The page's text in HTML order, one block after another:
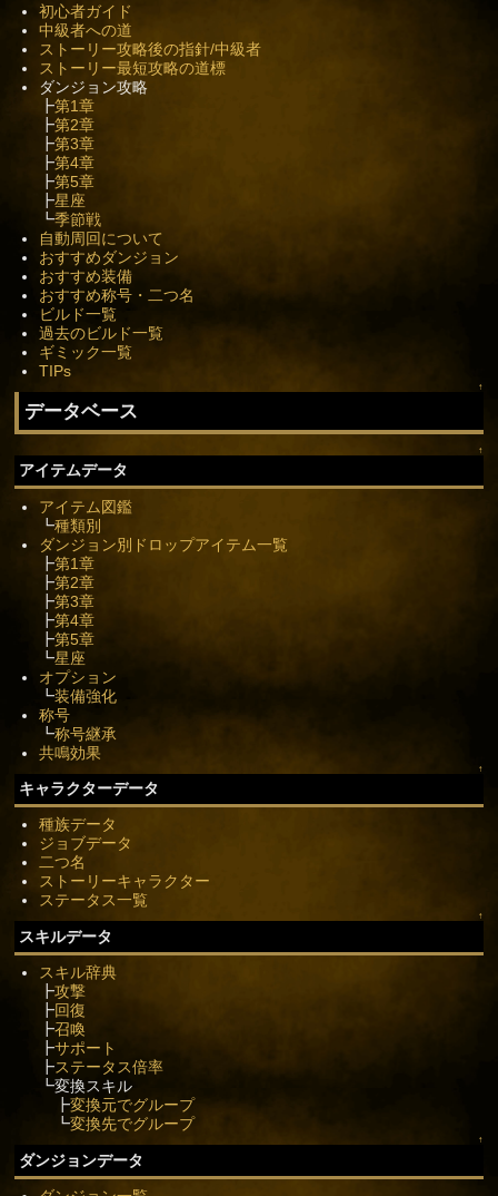
初心者ガイド
中級者への道
ストーリー攻略後の指針/中級者
ストーリー最短攻略の道標
ダンジョン攻略
┣第1章
┣第2章
┣第3章
┣第4章
┣第5章
┣星座
┗季節戦
自動周回について
おすすめダンジョン
おすすめ装備
おすすめ称号・二つ名
ビルド一覧
過去のビルド一覧
ギミック一覧
TIPs
↑
データベース
↑
アイテムデータ
アイテム図鑑
┗種類別
ダンジョン別ドロップアイテム一覧
┣第1章
┣第2章
┣第3章
┣第4章
┣第5章
┗星座
オプション
┗装備強化
称号
┗称号継承
共鳴効果
↑
キャラクターデータ
種族データ
ジョブデータ
二つ名
ストーリーキャラクター
ステータス一覧
↑
スキルデータ
スキル辞典
┣攻撃
┣回復
┣召喚
┣サポート
┣ステータス倍率
┗変換スキル
┣変換元でグループ
┗変換先でグループ
↑
ダンジョンデータ